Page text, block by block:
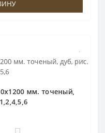
мм. точеный,